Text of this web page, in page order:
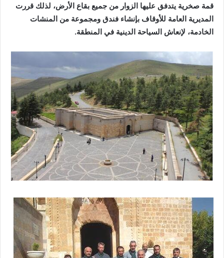
قمة صخرية يتدفق عليها الزوار من جميع بقاع الأرض، لذلك قررت
المديرية العامة للأوقاف بإنشاء فندق ومجموعة من المنشات
الخادمة، لإنعاش السياحة الدينية في المنطقة.